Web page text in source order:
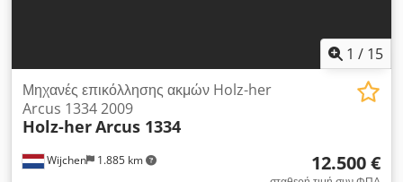
1 / 15
Wijchen 1.885 km
Μηχανές επικόλλησης ακμών Holz-her
Arcus 1334 2009
Holz-herArcus 1334
12.500 €